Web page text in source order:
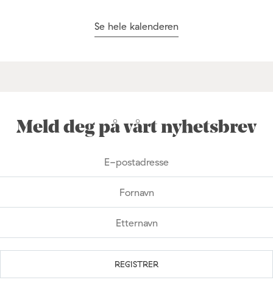
Se hele kalenderen
Meld deg på vårt nyhetsbrev